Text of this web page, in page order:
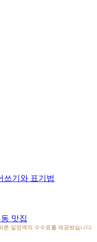
쓰기와 표기법
맛집
른 일정액의 수수료를 제공받습니다.